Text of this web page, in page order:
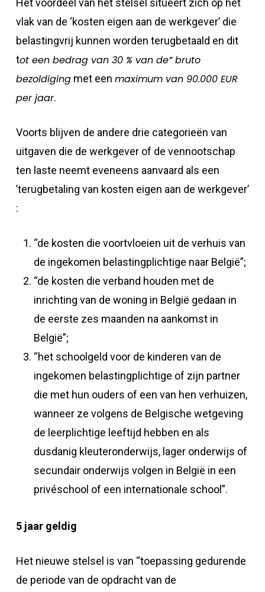
Het voordeel van het stelsel situeert zich op het
vlak van de ‘kosten eigen aan de werkgever’ die
belastingvrij kunnen worden terugbetaald en dit
tot een bedrag van 30 % van de” bruto
bezoldigingmet een maximum van 90.000 EUR
per jaar.
Voorts blijven de andere drie categorieën van
uitgaven die de werkgever of de vennootschap
ten laste neemt eveneens aanvaard als een
’terugbetaling van kosten eigen aan de werkgever’
:
“de kosten die voortvloeien uit de verhuis van
de ingekomen belastingplichtige naar België”;
“de kosten die verband houden met de
inrichting van de woning in België gedaan in
de eerste zes maanden na aankomst in
België”;
“het schoolgeld voor de kinderen van de
ingekomen belastingplichtige of zijn partner
die met hun ouders of een van hen verhuizen,
wanneer ze volgens de Belgische wetgeving
de leerplichtige leeftijd hebben en als
dusdanig kleuteronderwijs, lager onderwijs of
secundair onderwijs volgen in België in een
privéschool of een internationale school”.
5 jaar geldig
Het nieuwe stelsel is van “toepassing gedurende
de periode van de opdracht van de